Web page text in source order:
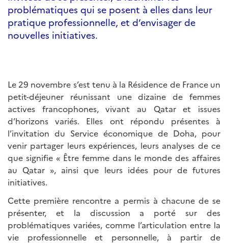
problématiques qui se posent à elles dans leur
pratique professionnelle, et d’envisager de
nouvelles initiatives.
Le 29 novembre s’est tenu à la Résidence de France un
petit-déjeuner réunissant une dizaine de femmes
actives francophones, vivant au Qatar et issues
d’horizons variés. Elles ont répondu présentes à
l’invitation du Service économique de Doha, pour
venir partager leurs expériences, leurs analyses de ce
que signifie « Être femme dans le monde des affaires
au Qatar », ainsi que leurs idées pour de futures
initiatives.
Cette première rencontre a permis à chacune de se
présenter, et la discussion a porté sur des
problématiques variées, comme l’articulation entre la
vie professionnelle et personnelle, à partir de